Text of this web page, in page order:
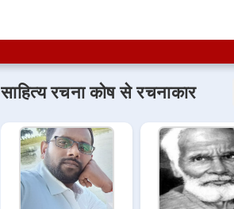
साहित्य रचना कोष से रचनाकार